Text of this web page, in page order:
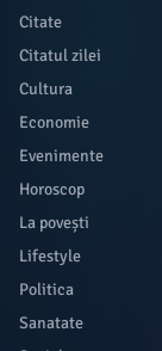
Citate
Citatul zilei
Cultura
Economie
Evenimente
Horoscop
La povești
Lifestyle
Politica
Sanatate